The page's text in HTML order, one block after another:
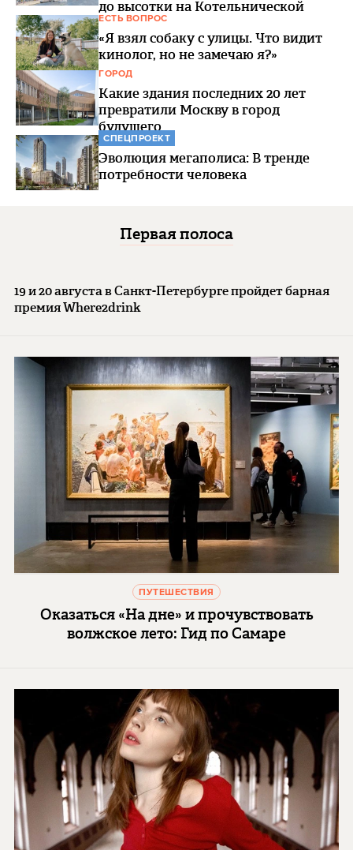
до высотки на Котельнической
ЕСТЬ ВОПРОС
«Я взял собаку с улицы. Что видит
кинолог, но не замечаю я?»
ГОРОД
Какие здания последних 20 лет
превратили Москву в город
будущего
СПЕЦПРОЕКТ
Эволюция мегаполиса: В тренде
потребности человека
Первая полоса
19 и 20 августа в Санкт-Петербурге пройдет барная
премия Where2drink
ПУТЕШЕСТВИЯ
Оказаться «На дне» и прочувствовать
волжское лето: Гид по Самаре